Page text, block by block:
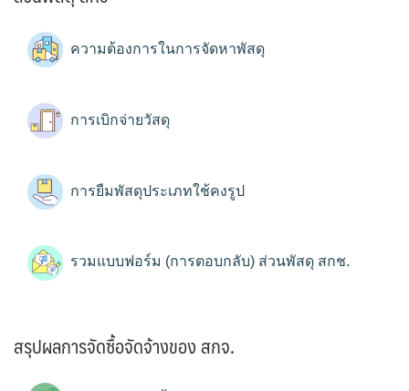
ความต้องการในการจัดหาพัสดุ
การเบิกจ่ายวัสดุ
การยืมพัสดุประเภทใช้คงรูป
รวมแบบฟอร์ม (การตอบกลับ) ส่วนพัสดุ สกช.
สรุปผลการจัดซื้อจัดจ้างของ สกจ.